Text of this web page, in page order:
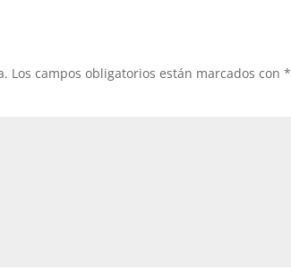
Los campos obligatorios están marcados con*